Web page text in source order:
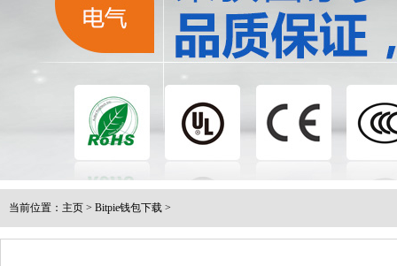
当前位置： 主页 > Bitpie钱包下载 >